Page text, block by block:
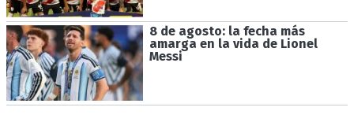
8 de agosto: la fecha más
amarga en la vida de Lionel
Messi